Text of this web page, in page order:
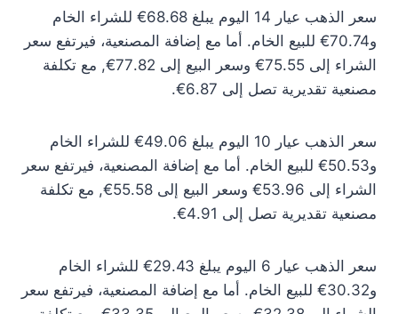
سعر الذهب عيار 14 اليوم يبلغ 68.68€ للشراء الخام
و70.74€ للبيع الخام. أما مع إضافة المصنعية، فيرتفع سعر
الشراء إلى 75.55€ وسعر البيع إلى 77.82€, مع تكلفة
مصنعية تقديرية تصل إلى 6.87€.
سعر الذهب عيار 10 اليوم يبلغ 49.06€ للشراء الخام
و50.53€ للبيع الخام. أما مع إضافة المصنعية، فيرتفع سعر
الشراء إلى 53.96€ وسعر البيع إلى 55.58€, مع تكلفة
مصنعية تقديرية تصل إلى 4.91€.
سعر الذهب عيار 6 اليوم يبلغ 29.43€ للشراء الخام
و30.32€ للبيع الخام. أما مع إضافة المصنعية، فيرتفع سعر